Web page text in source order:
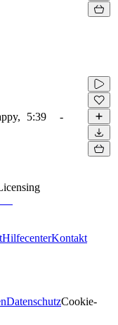
5:39 -
HilfecenterKontakt
DatenschutzCookie-